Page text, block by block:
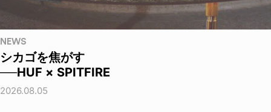
NEWS
シカゴを焦がす
──HUF × SPITFIRE
2026.08.05